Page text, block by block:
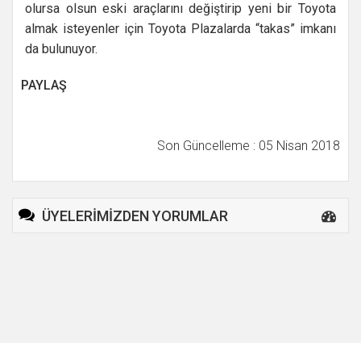
olursa olsun eski araçlarını değiştirip yeni bir Toyota
almak isteyenler için Toyota Plazalarda “takas” imkanı
da bulunuyor.
PAYLAŞ
Son Güncelleme : 05 Nisan 2018
ÜYELERİMİZDEN YORUMLAR